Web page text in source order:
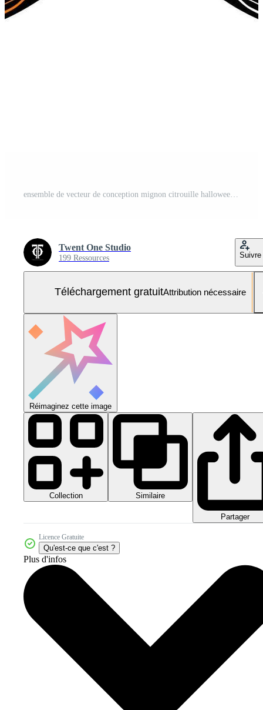
Twent One Studio
199 Ressources Suivre
Téléchargement gratuitAttribution nécessaire
Réimaginez cette image
Collection Similaire
Partager
Licence Gratuite
Qu'est-ce que c'est ?
Plus d'infos